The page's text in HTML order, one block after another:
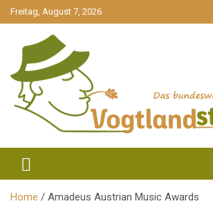
gehe
zum
Freitag, August 7, 2026
Vogtlandstreicher
Home Amadeus Austrian Music Awards